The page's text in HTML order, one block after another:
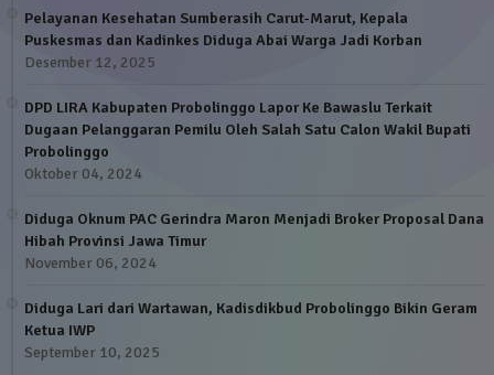
Pelayanan Kesehatan Sumberasih Carut-Marut, Kepala
Puskesmas dan Kadinkes Diduga Abai Warga Jadi Korban
Desember 12, 2025
DPD LIRA Kabupaten Probolinggo Lapor Ke Bawaslu Terkait
Dugaan Pelanggaran Pemilu Oleh Salah Satu Calon Wakil Bupati
Probolinggo
Oktober 04, 2024
Diduga Oknum PAC Gerindra Maron Menjadi Broker Proposal Dana
Hibah Provinsi Jawa Timur
November 06, 2024
Diduga Lari dari Wartawan, Kadisdikbud Probolinggo Bikin Geram
Ketua IWP
September 10, 2025